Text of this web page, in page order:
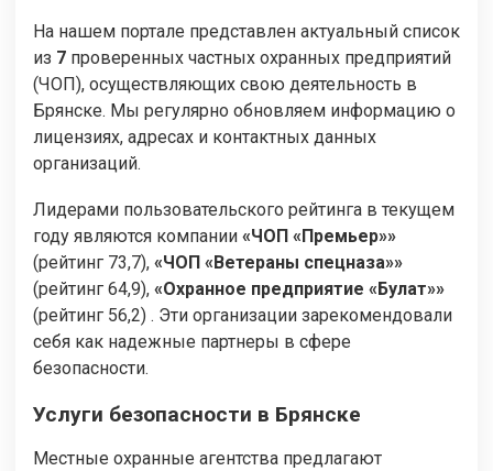
На нашем портале представлен актуальный список
из 7 проверенных частных охранных предприятий
(ЧОП), осуществляющих свою деятельность в
Брянске. Мы регулярно обновляем информацию о
лицензиях, адресах и контактных данных
организаций.
Лидерами пользовательского рейтинга в текущем
году являются компании «ЧОП «Премьер»»
(рейтинг 73,7), «ЧОП «Ветераны спецназа»»
(рейтинг 64,9), «Охранное предприятие «Булат»»
(рейтинг 56,2) . Эти организации зарекомендовали
себя как надежные партнеры в сфере
безопасности.
Услуги безопасности в Брянске
Местные охранные агентства предлагают